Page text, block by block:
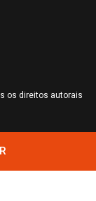
os direitos autorais